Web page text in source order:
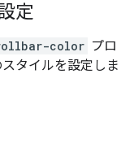
定
color プロ
タイルを設定しま